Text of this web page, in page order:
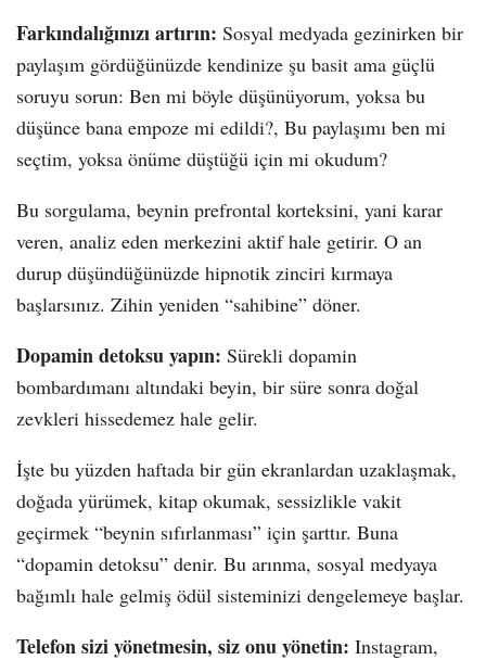
Farkındalığınızı artırın: Sosyal medyada gezinirken bir
paylaşım gördüğünüzde kendinize şu basit ama güçlü
soruyu sorun: Ben mi böyle düşünüyorum, yoksa bu
düşünce bana empoze mi edildi?, Bu paylaşımı ben mi
seçtim, yoksa önüme düştüğü için mi okudum?
Bu sorgulama, beynin prefrontal korteksini, yani karar
veren, analiz eden merkezini aktif hale getirir. O an
durup düşündüğünüzde hipnotik zinciri kırmaya
başlarsınız. Zihin yeniden “sahibine” döner.
Dopamin detoksu yapın: Sürekli dopamin
bombardımanı altındaki beyin, bir süre sonra doğal
zevkleri hissedemez hale gelir.
İşte bu yüzden haftada bir gün ekranlardan uzaklaşmak,
doğada yürümek, kitap okumak, sessizlikle vakit
geçirmek “beynin sıfırlanması” için şarttır. Buna
“dopamin detoksu” denir. Bu arınma, sosyal medyaya
bağımlı hale gelmiş ödül sisteminizi dengelemeye başlar.
Telefon sizi yönetmesin, siz onu yönetin: Instagram,